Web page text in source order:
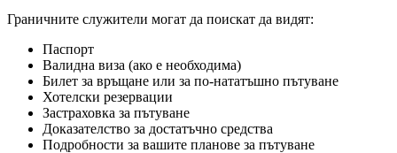
Граничните служители могат да поискат да видят:
Паспорт
Валидна виза (ако е необходима)
Билет за връщане или за по-нататъшно пътуване
Хотелски резервации
Застраховка за пътуване
Доказателство за достатъчно средства
Подробности за вашите планове за пътуване